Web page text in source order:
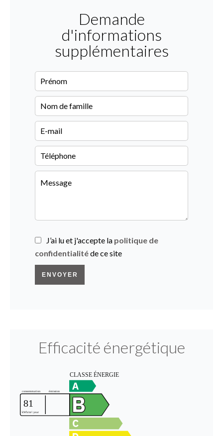
Demande
d'informations
supplémentaires
J’ai lu et j'accepte la politique de
confidentialitéde ce site
ENVOYER
Efficacité énergétique